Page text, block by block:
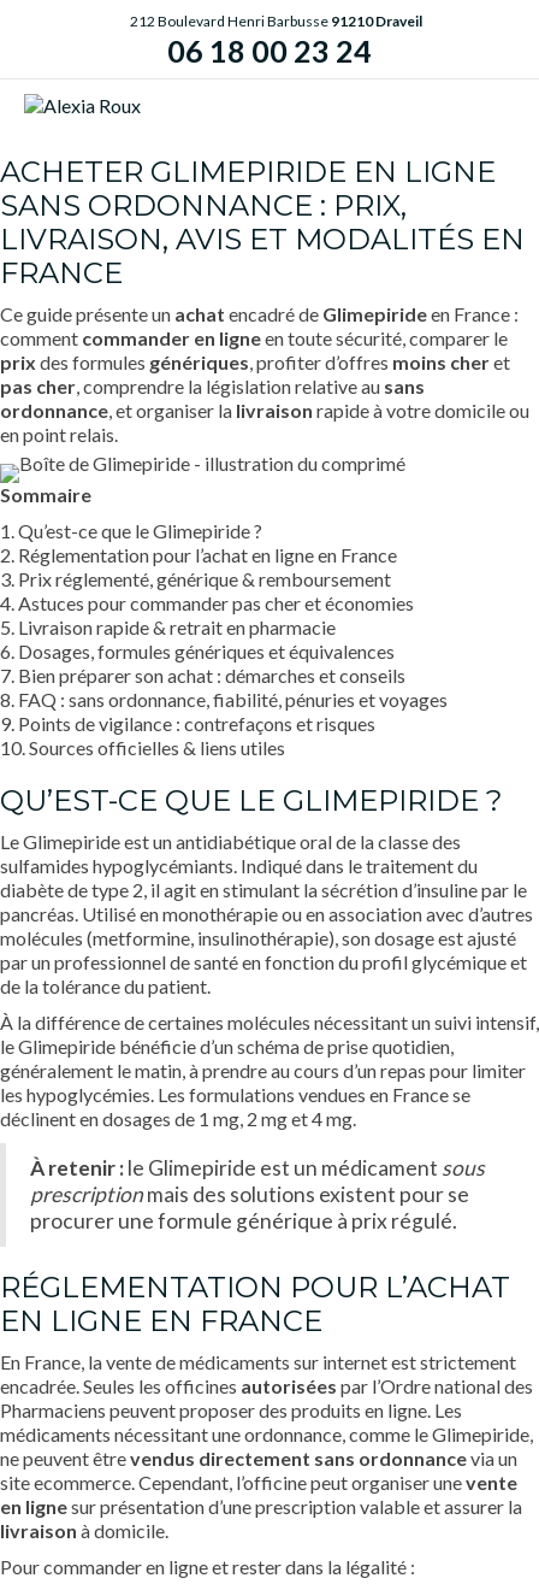
212 Boulevard Henri Barbusse 91210 Draveil
06 18 00 23 24
ACHETER GLIMEPIRIDE EN LIGNE
SANS ORDONNANCE : PRIX,
LIVRAISON, AVIS ET MODALITÉS EN
FRANCE
Ce guide présente un achat encadré de Glimepirideen France :
comment commander en ligneen toute sécurité, comparer le
prix des formules génériques, profiter d’offres moins cheret
pas cher, comprendre la législation relative au sans
ordonnance, et organiser la livraison rapide à votre domicile ou
en point relais.
Sommaire
1. Qu’est-ce que le Glimepiride ?
2. Réglementation pour l’achat en ligne en France
3. Prix réglementé, générique & remboursement
4. Astuces pour commander pas cher et économies
5. Livraison rapide & retrait en pharmacie
6. Dosages, formules génériques et équivalences
7. Bien préparer son achat : démarches et conseils
8. FAQ : sans ordonnance, fiabilité, pénuries et voyages
9. Points de vigilance : contrefaçons et risques
10. Sources officielles & liens utiles
QU’EST-CE QUE LE GLIMEPIRIDE ?
Le Glimepiride est un antidiabétique oral de la classe des
sulfamides hypoglycémiants. Indiqué dans le traitement du
diabète de type 2, il agit en stimulant la sécrétion d’insuline par le
pancréas. Utilisé en monothérapie ou en association avec d’autres
molécules (metformine, insulinothérapie), son dosage est ajusté
par un professionnel de santé en fonction du profil glycémique et
de la tolérance du patient.
À la différence de certaines molécules nécessitant un suivi intensif,
le Glimepiride bénéficie d’un schéma de prise quotidien,
généralement le matin, à prendre au cours d’un repas pour limiter
les hypoglycémies. Les formulations vendues en France se
déclinent en dosages de 1 mg, 2 mg et 4 mg.
À retenir :le Glimepiride est un médicament sous
prescriptionmais des solutions existent pour se
procurer une formule générique à prix régulé.
RÉGLEMENTATION POUR L’ACHAT
EN LIGNE EN FRANCE
En France, la vente de médicaments sur internet est strictement
encadrée. Seules les officines autor­isées par l’Ordre national des
Pharmaciens peuvent proposer des produits en ligne. Les
médicaments nécessitant une ordonnance, comme le Glimepiride,
ne peuvent êtrevendus directement sans ordonnancevia un
site ecommerce. Cependant, l’officine peut organiser unevente
en lignesur présentation d’une prescription valable et assurer la
livraison à domicile.
Pour commander en ligne et rester dans la légalité :